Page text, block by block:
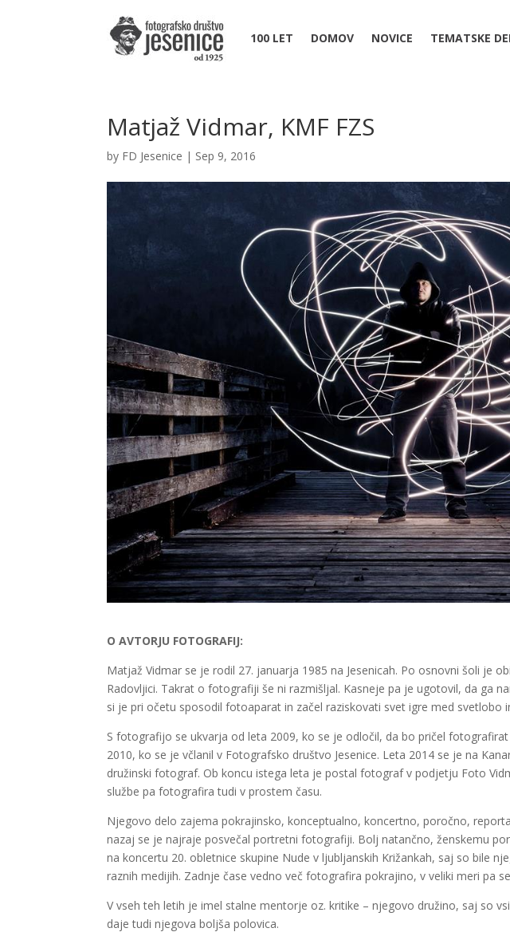
100 LET DOMOV NOVICE TEMATSKE
Matjaž Vidmar, KMF FZS
by FD Jesenice | Sep 9, 2016
O AVTORJU FOTOGRAFIJ:
Matjaž Vidmar se je rodil 27. januarja 1985 na Jesenicah. Po osnovni šoli je
Radovljici. Takrat o fotografiji še ni razmišljal. Kasneje pa je ugotovil, da ga
si je pri očetu sposodil fotoaparat in začel raziskovati svet igre med svetlobo
S fotografijo se ukvarja od leta 2009, ko se je odločil, da bo pričel
2010, ko se je včlanil v Fotografsko društvo Jesenice. Leta 2014 se je na
družinski fotograf. Ob koncu istega leta je postal fotograf v podjetju Foto
službe pa fotografira tudi v prostem času.
Njegovo delo zajema pokrajinsko, konceptualno, koncertno, poročno,
nazaj se je najraje posvečal portretni fotografiji. Bolj natančno, ženskemu
na koncertu 20. obletnice skupine Nude v ljubljanskih Križankah, saj so bile
raznih medijih. Zadnje čase vedno več fotografira pokrajino, v veliki meri pa
V vseh teh letih je imel stalne mentorje oz. kritike – njegovo družino, saj so
daje tudi njegova boljša polovica.